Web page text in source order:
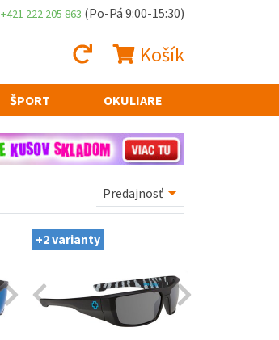
+421 222 205 863 (Po-Pá 9:00-15:30)
Košík
ŠPORT OKULIARE
+2 varianty